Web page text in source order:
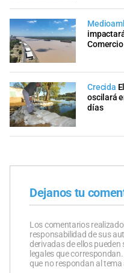
Crecida
oscilará
días
Dejanos tu
Los comentarios
responsabilidad de sus
derivadas de ellos pueden
legales que
que no respondan al